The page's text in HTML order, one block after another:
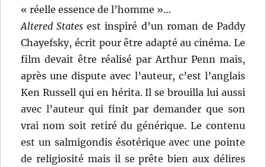
« réelle essence de l’homme »…
Altered States est inspiré d’un roman de Paddy
Chayefsky, écrit pour être adapté au cinéma. Le
film devait être réalisé par Arthur Penn mais,
après une dispute avec l’auteur, c’est l’anglais
Ken Russell qui en hérita. Il se brouilla lui aussi
avec l’auteur qui finit par demander que son
vrai nom soit retiré du générique. Le contenu
est un salmigondis ésotérique avec une pointe
de religiosité mais il se prête bien aux délires